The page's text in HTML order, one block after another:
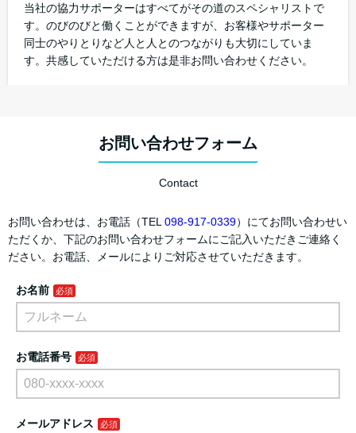
当社の協力サポーターはすべてがその道のスペシャリストで
す。のびのびと働くことができますが、お客様やサポーター
同士のやりとりなど人と人とのつながりも大切にしていま
す。共感していただける方は是非お問い合わせください。
お問い合わせフォーム
Contact
お問い合わせは、お電話（TEL 098-917-0339）にてお問い合わせい
ただくか、下記のお問い合わせフォームにご記入いただきご連絡く
ださい。お電話、メールによりご対応させていただきます。
お名前
お電話番号
メールアドレス